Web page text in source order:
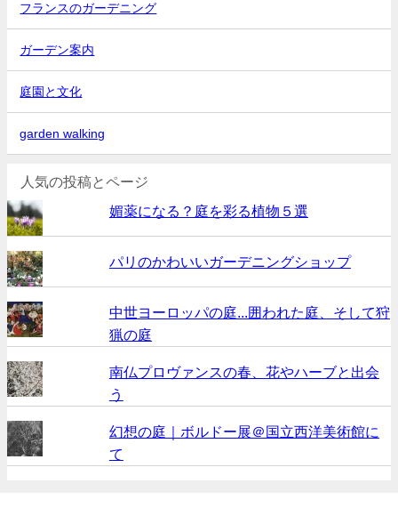
フランスのガーデニング
ガーデン案内
庭園と文化
garden walking
人気の投稿とページ
媚薬になる？庭を彩る植物５選
パリのかわいいガーデニングショップ
中世ヨーロッパの庭...囲われた庭、そして狩
猟の庭
南仏プロヴァンスの春、花やハーブと出会
う
幻想の庭｜ボルドー展＠国立西洋美術館に
て